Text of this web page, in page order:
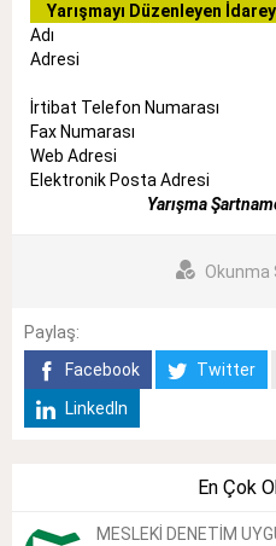
Yarışmayı Düzenleyen
Adı
Adresi
İrtibat Telefon Numarası
Fax Numarası
Web Adresi
Elektronik Posta Adresi
Yarışma
Okunma
Paylaş:
Facebook
Twitter
LinkedIn
En Çok
MESLEKİ DENETİM